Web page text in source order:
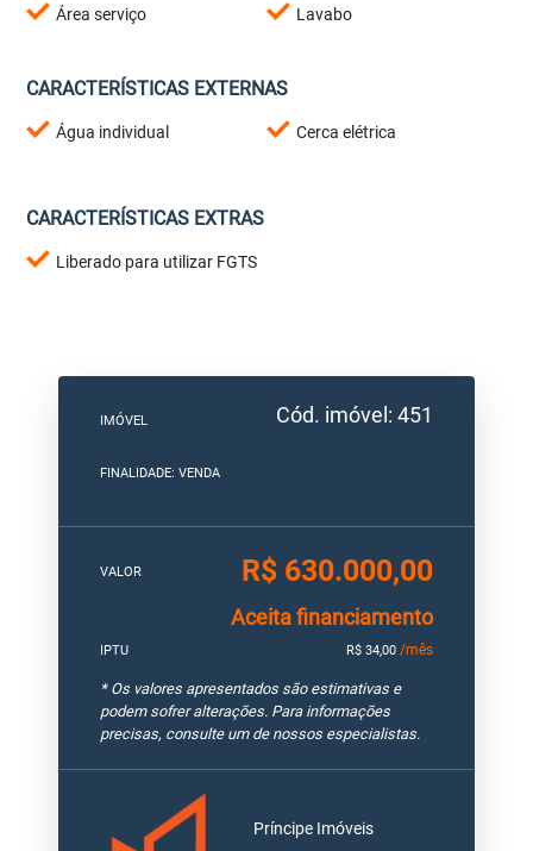
Área serviço Lavabo
CARACTERÍSTICAS EXTERNAS
Água individual Cerca elétrica
CARACTERÍSTICAS EXTRAS
Liberado para utilizar FGTS
IMÓVEL Cód. imóvel: 451
FINALIDADE: VENDA
VALOR R$ 630.000,00
Aceita financiamento
IPTU R$ 34,00 /mês
* Os valores apresentados são estimativas e
podem sofrer alterações. Para informações
precisas, consulte um de nossos especialistas.
Príncipe Imóveis